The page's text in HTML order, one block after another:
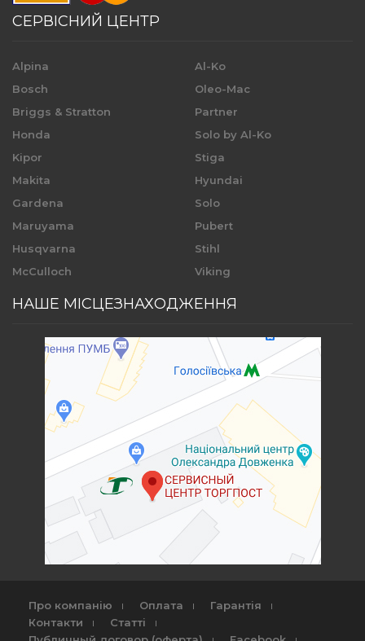
СЕРВІСНИЙ ЦЕНТР
Alpina
Bosch
Briggs & Stratton
Honda
Kipor
Makita
Gardena
Maruyama
Husqvarna
McCulloch
Al-Ko
Oleo-Mac
Partner
Solo by Al-Ko
Stiga
Hyundai
Solo
Pubert
Stihl
Viking
НАШЕ МІСЦЕЗНАХОДЖЕННЯ
Про компанію Оплата
Гарантія
Контакти
Статті